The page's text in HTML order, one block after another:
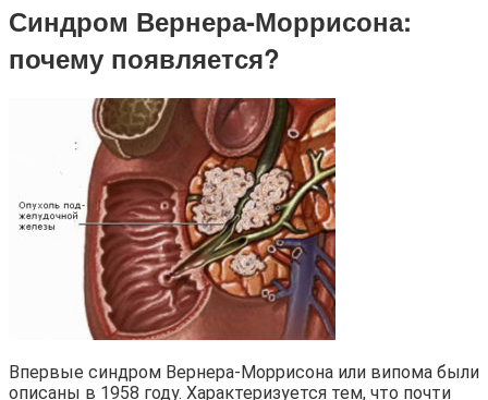
Синдром Вернера-Моррисона:
почему появляется?
Впервые синдром Вернера-Моррисона или випома были
описаны в 1958 году. Характеризуется тем, что почти